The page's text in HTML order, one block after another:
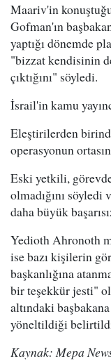
Maariv'in
Gofman'ın
yaptığı dönemde
"bizzat kendisinin
çıktığını" söyledi.
İsrail'in kamu
Eleştirilerden
operasyonun
Eski yetkili,
olmadığını
daha büyük
Yedioth Ahronoth
ise bazı kişilerin
başkanlığına
bir teşekkür jesti"
altındaki
yöneltildiği
Kaynak: Mepa